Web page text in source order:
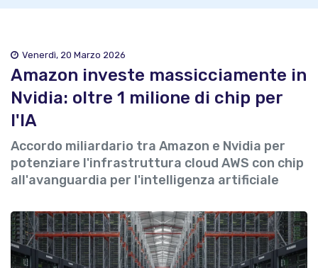
Venerdì, 20 Marzo 2026
Amazon investe massicciamente in
Nvidia: oltre 1 milione di chip per
l'IA
Accordo miliardario tra Amazon e Nvidia per
potenziare l'infrastruttura cloud AWS con chip
all'avanguardia per l'intelligenza artificiale